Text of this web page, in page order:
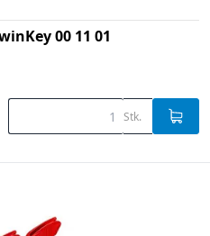
00 11 01
Stk.